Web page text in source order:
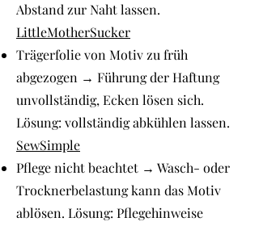
Abstand zur Naht lassen.
LittleMotherSucker
Trägerfolie von Motiv zu früh
abgezogen → Führung der Haftung
unvollständig, Ecken lösen sich.
Lösung: vollständig abkühlen lassen.
SewSimple
Pflege nicht beachtet → Wasch- oder
Trocknerbelastung kann das Motiv
ablösen. Lösung: Pflegehinweise